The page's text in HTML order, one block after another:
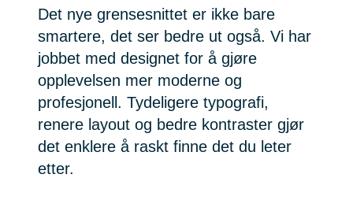
Det nye grensesnittet er ikke bare
smartere, det ser bedre ut også. Vi har
jobbet med designet for å gjøre
opplevelsen mer moderne og
profesjonell. Tydeligere typografi,
renere layout og bedre kontraster gjør
det enklere å raskt finne det du leter
etter.